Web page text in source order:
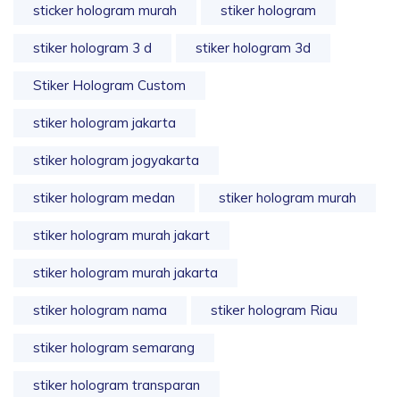
sticker hologram murah stiker hologram
stiker hologram 3 d stiker hologram 3d
Stiker Hologram Custom
stiker hologram jakarta
stiker hologram jogyakarta
stiker hologram medan stiker hologram murah
stiker hologram murah jakart
stiker hologram murah jakarta
stiker hologram nama stiker hologram Riau
stiker hologram semarang
stiker hologram transparan